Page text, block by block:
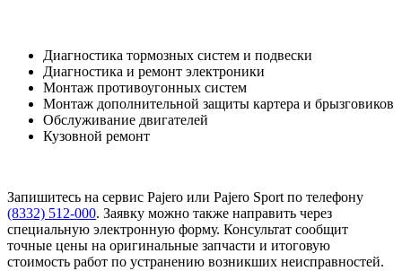
Диагностика тормозных систем и подвески
Диагностика и ремонт электроники
Монтаж противоугонных систем
Монтаж дополнительной защиты картера и брызговиков
Обслуживание двигателей
Кузовной ремонт
Запишитесь на сервис Pajero или Pajero Sport по телефону
(8332) 512-000. Заявку можно также направить через
специальную электронную форму. Консультат сообщит
точные цены на оригинальные запчасти и итоговую
стоимость работ по устранению возникших неисправностей.